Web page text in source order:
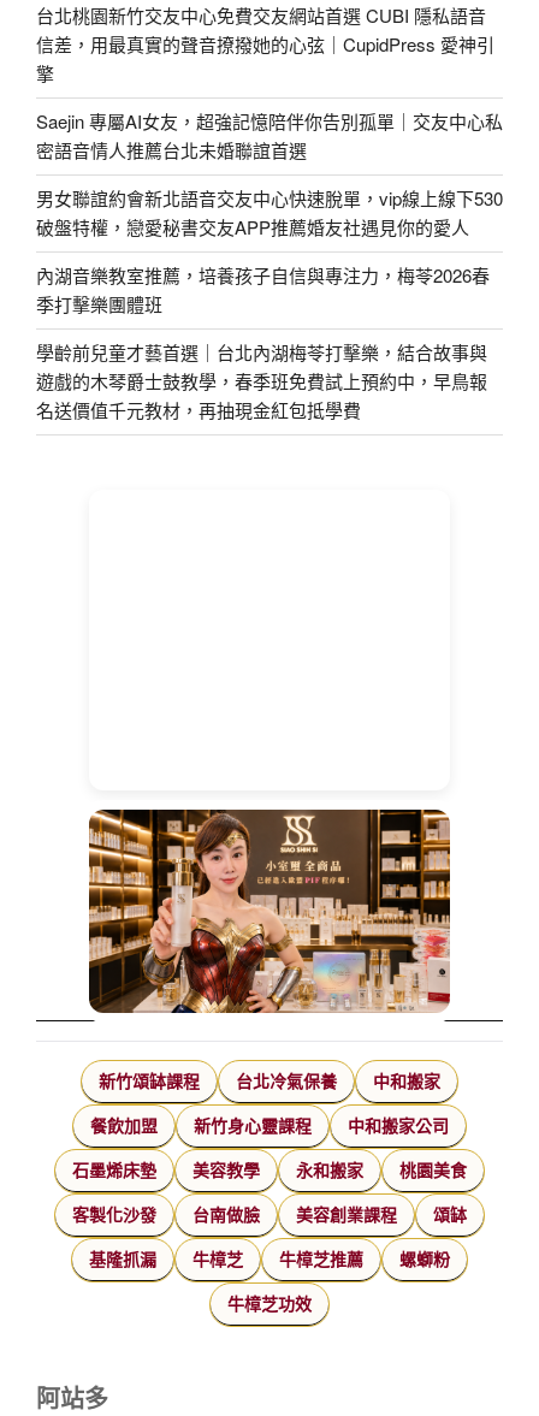
台北桃園新竹交友中心免費交友網站首選 CUBI 隱私語音
信差，用最真實的聲音撩撥她的心弦｜CupidPress 愛神引
擎
Saejin 專屬AI女友，超強記憶陪伴你告別孤單｜交友中心私
密語音情人推薦台北未婚聯誼首選
男女聯誼約會新北語音交友中心快速脫單，vip線上線下530
破盤特權，戀愛秘書交友APP推薦婚友社遇見你的愛人
內湖音樂教室推薦，培養孩子自信與專注力，梅苓2026春
季打擊樂團體班
學齡前兒童才藝首選｜台北內湖梅苓打擊樂，結合故事與
遊戲的木琴爵士鼓教學，春季班免費試上預約中，早鳥報
名送價值千元教材，再抽現金紅包抵學費
新竹頌缽課程 台北冷氣保養 中和搬家
餐飲加盟 新竹身心靈課程 中和搬家公司
石墨烯床墊 美容教學 永和搬家 桃園美食
客製化沙發 台南做臉 美容創業課程 頌缽
基隆抓漏 牛樟芝 牛樟芝推薦 螺螄粉
牛樟芝功效
阿站多